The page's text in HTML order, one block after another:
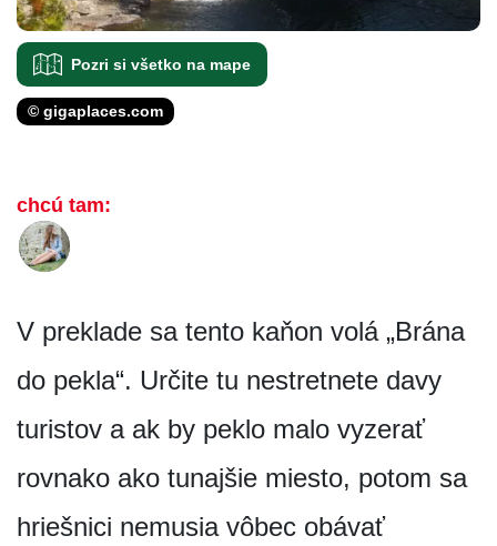
Pozri si všetko na mape
© gigaplaces.com
chcú tam:
V preklade sa tento kaňon volá „Brána
do pekla“. Určite tu nestretnete davy
turistov a ak by peklo malo vyzerať
rovnako ako tunajšie miesto, potom sa
hriešnici nemusia vôbec obávať